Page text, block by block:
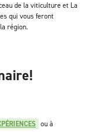
de la viticulture et La
qui vous feront
région.
ou à